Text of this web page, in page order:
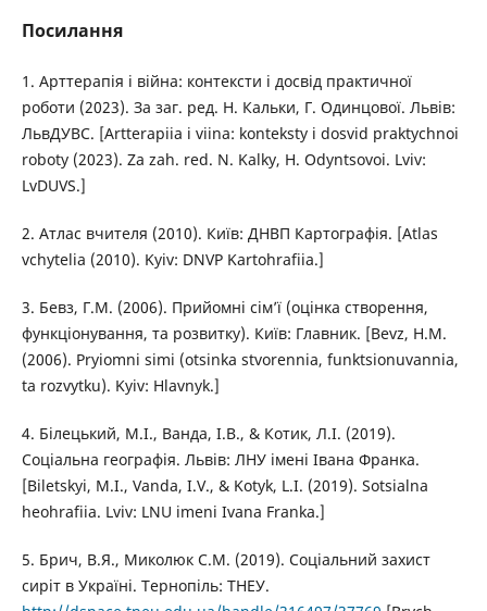
Посилання
1. Арттерапія і війна: контексти і досвід практичної
роботи (2023). За заг. ред. Н. Кальки, Г. Одинцової. Львів:
ЛьвДУВС. [Artterapiia i viina: konteksty i dosvid praktychnoi
roboty (2023). Za zah. red. N. Kalky, H. Odyntsovoi. Lviv:
LvDUVS.]
2. Атлас вчителя (2010). Київ: ДНВП Картографія. [Atlas
vchytelia (2010). Kyiv: DNVP Kartohrafiia.]
3. Бевз, Г.М. (2006). Прийомні сім’ї (оцінка створення,
функціонування, та розвитку). Київ: Главник. [Bevz, H.M.
(2006). Pryiomni simi (otsinka stvorennia, funktsionuvannia,
ta rozvytku). Kyiv: Hlavnyk.]
4. Білецький, М.І., Ванда, І.В., & Котик, Л.І. (2019).
Соціальна географія. Львів: ЛНУ імені Івана Франка.
[Biletskyi, M.I., Vanda, I.V., & Kotyk, L.I. (2019). Sotsialna
heohrafiia. Lviv: LNU imeni Ivana Franka.]
5. Брич, В.Я., Миколюк С.М. (2019). Соціальний захист
сиріт в Україні. Тернопіль: ТНЕУ.